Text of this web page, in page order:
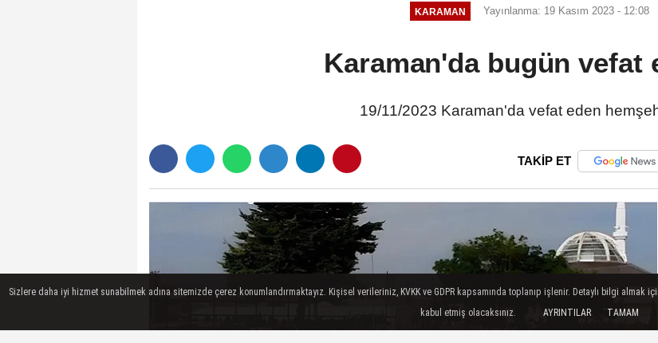
KARAMAN Yayınlanma: 19 Kasım 2023 - 12:08
Karaman'da bugün vefat
19/11/2023 Karaman'da vefat eden
TAKİP ET
Sizlere daha iyi hizmet sunabilmek adına sitemizde çerez konumlandırmaktayız. Kişisel verileriniz, KVKK ve GDPR kapsamında toplanıp işlenir. Detaylı bilgi
kabul etmiş olacaksınız.
AYRINTILAR TAMAM